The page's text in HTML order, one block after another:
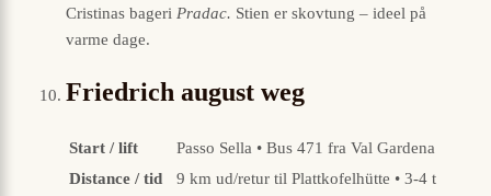
Cristinas bageri Pradac. Stien er skovtung – ideel på
varme dage.
Friedrich august weg
Start / lift
Passo Sella • Bus 471 fra Val Gardena
Distance / tid
9 km ud/retur til Plattkofelhütte • 3-4 t